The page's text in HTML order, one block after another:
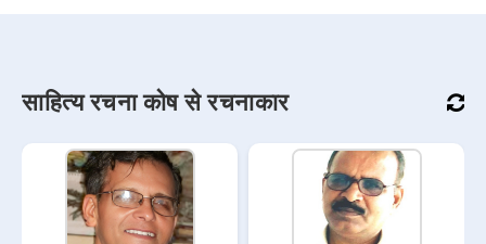
साहित्य रचना कोष से रचनाकार